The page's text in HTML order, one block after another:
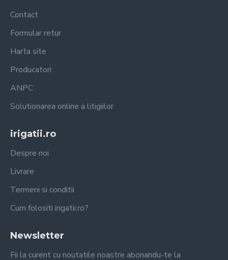
Contact
Formular retur
Harta site
Producatori
ANPC
Solutionarea online a litigiilor
irigatii.ro
Despre noi
Livrare
Termeni si conditii
Cum folositi irigatii.ro?
Newsletter
Fii la curent cu noutatile noastre abonandu-te la